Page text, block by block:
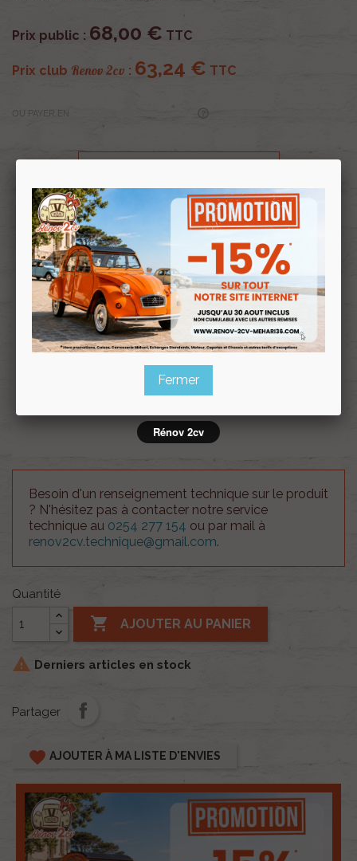
Prix public : 68,00 € TTC
Prix club Renov 2cv : 63,24 € TTC
avec la Carte clubRenov 2cv
Souscrire
au club
Calandre nouveau modèle Méhari VERT TIBESTI
Attention !!, le coût des frais d'envois est à titre
cas de supplément en fonction du volume de votre
Besoin d'un renseignement technique sur le produit
? N'hésitez pas à contacter notre service
technique au 0254 277 154 ou par mail à
renov2cv.technique@gmail.com.
Quantité
 AJOUTER AU PANIER
 Derniers articles en stock
Partager
favorite AJOUTER À MA LISTE D'ENVIES
Fermer
Rénov 2cv